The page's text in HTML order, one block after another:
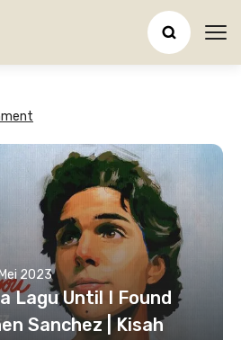
2023
Lagu Until I Found
Sanchez | Kisah